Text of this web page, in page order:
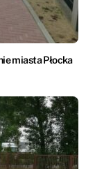
miasta Płocka